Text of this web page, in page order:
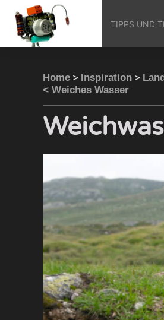
TIPPS UND
Home > Inspiration >
< Weiches Wasser